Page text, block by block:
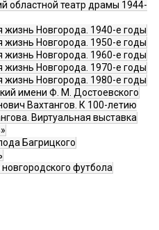
областной театр драмы 1944-
жизнь Новгорода. 1940-е годы
жизнь Новгорода. 1950-е годы
жизнь Новгорода. 1960-е годы
жизнь Новгорода. 1970-е годы
жизнь Новгорода. 1980-е годы
имени Ф. М. Достоевского
Вахтангов. К 100-летию
Виртуальная выставка
Багрицкого
футбола